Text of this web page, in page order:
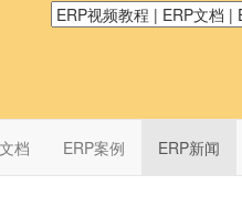
档 ERP案例 ERP新闻